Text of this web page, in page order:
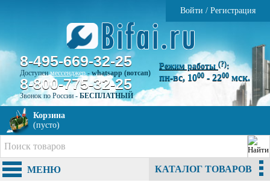
Войти / Регистрация
8-495-669-32-25
Доступенмессенджер-whatsapp (вотсап)
8-800-775-32-25
Звонок по России - БЕСПЛАТНЫЙ
Режим работы (?):
пн-вс, 1000 - 2200 мск.
Корзина
(пусто)
МЕНЮ КАТАЛОГ ТОВАРОВ